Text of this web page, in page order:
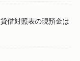
借対照表の現預金は